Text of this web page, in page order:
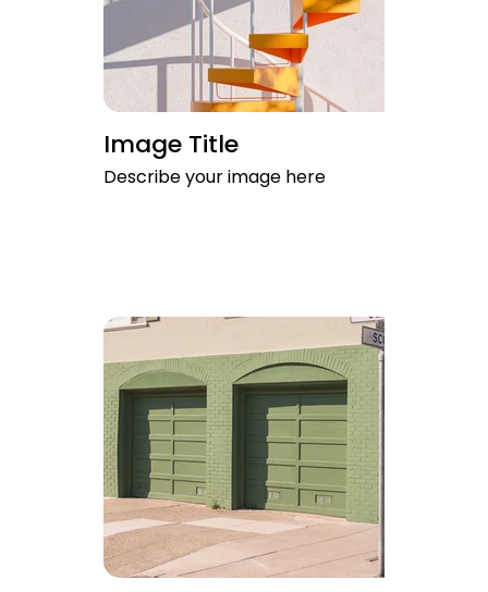
Image Title
Describe your image here